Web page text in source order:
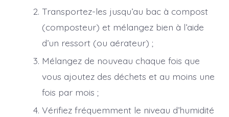
Transportez-les jusqu’au bac à compost
(composteur) et mélangez bien à l’aide
d’un ressort (ou aérateur) ;
Mélangez de nouveau chaque fois que
vous ajoutez des déchets et au moins une
fois par mois ;
Vérifiez fréquemment le niveau d’humidité